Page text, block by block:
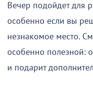
Вечер подойдет для
особенно если вы
незнакомое место.
особенно полезной:
и подарит